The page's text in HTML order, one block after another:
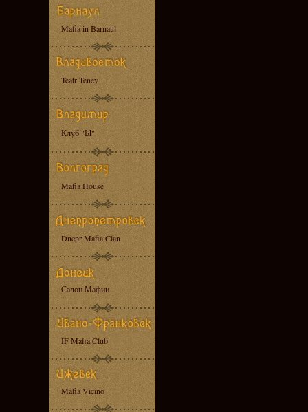
Mafia in Barnaul
Teatr Teney
Клуб "Ы"
Mafia House
Dnepr Mafia Clan
Салон Мафии
IF Mafia Club
Mafia Vicino